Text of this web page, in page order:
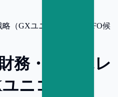
（GXユニコーン）／CFO候
務・コーポレ
ニコーン）